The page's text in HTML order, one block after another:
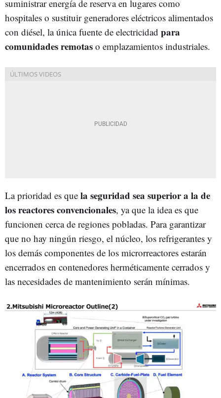
suministrar energía de reserva en lugares como
hospitales o sustituir generadores eléctricos alimentados
con diésel, la única fuente de electricidad para
comunidades remotas o emplazamientos industriales.
La prioridad es que la seguridad sea superior a la de
los reactores convencionales, ya que la idea es que
funcionen cerca de regiones pobladas. Para garantizar
que no hay ningún riesgo, el núcleo, los refrigerantes y
los demás componentes de los microrreactores estarán
encerrados en contenedores herméticamente cerrados y
las necesidades de mantenimiento serán mínimas.